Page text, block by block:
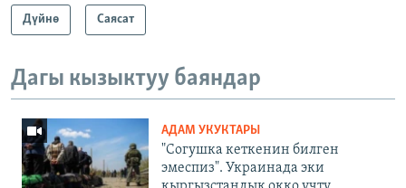
Дүйнө Саясат
Дагы кызыктуу баяндар
АДАМ УКУКТАРЫ
"Согушка кеткенин билген
эмеспиз". Украинада эки